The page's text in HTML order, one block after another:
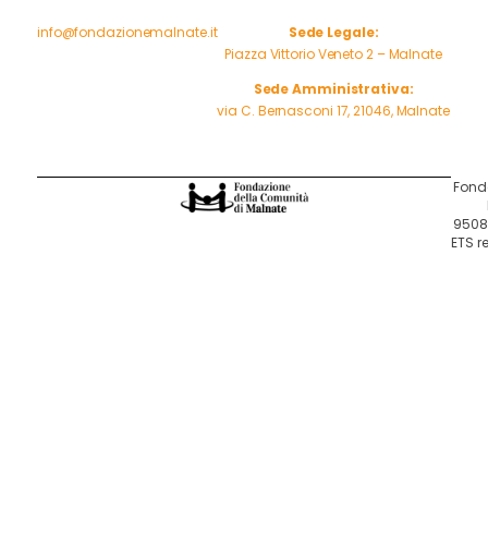
info@fondazionemalnate.it
Sede Legale:
Piazza Vittorio Veneto 2 – Malnate
Sede Amministrativa:
via C. Bernasconi 17, 21046, Malnate
ETS